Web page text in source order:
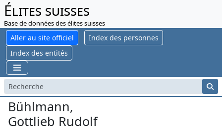
Élites suisses
Base de données des élites suisses
Aller au site officiel
Index des personnes
Index des entités
Bühlmann,
Gottlieb Rudolf